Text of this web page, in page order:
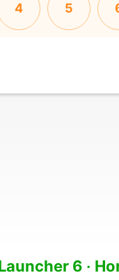
4 5
6 ‧